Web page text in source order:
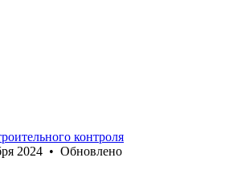
контроля
2024 • Обновлено